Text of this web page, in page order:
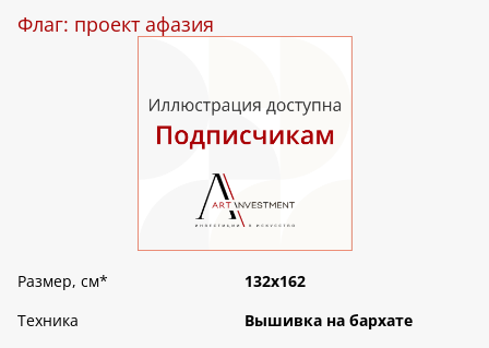
Флаг: проект афазия
Размер, см*
132х162
Техника
Вышивка на бархате